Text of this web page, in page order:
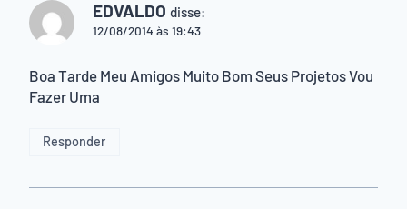
EDVALDO disse:
12/08/2014 às 19:43
Boa Tarde Meu Amigos Muito Bom Seus Projetos Vou
Fazer Uma
Responder